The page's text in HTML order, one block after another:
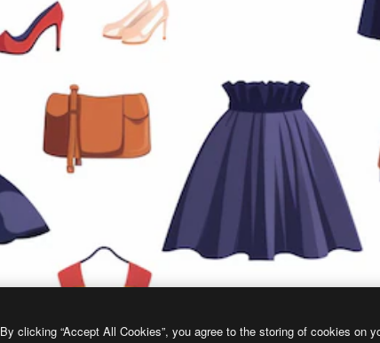
By clicking “Accept All Cookies”, you agree to the storing of cookies on